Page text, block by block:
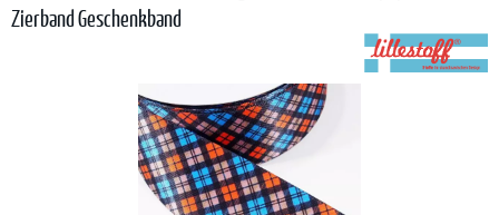
Zierband Geschenkband